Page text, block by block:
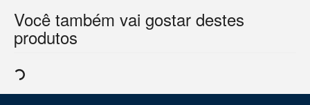
Você também vai gostar destes
produtos